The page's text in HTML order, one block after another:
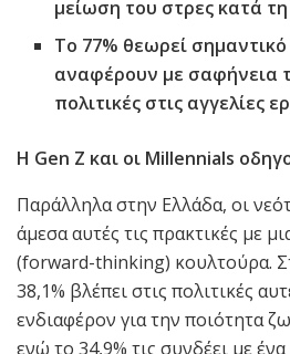
μείωση του στρες κατά
Το 77% θεωρεί
αναφέρουν με σαφήνεια
πολιτικές στις αγγελίες
Η Gen Z και οι Millennials
Παράλληλα στην Ελλάδα, οι
άμεσα αυτές τις πρακτικές με
(forward-thinking) κουλτούρα.
38,1% βλέπει στις πολιτικές
ενδιαφέρον για την ποιότητα
ενώ το 34,9% τις συνδέει με